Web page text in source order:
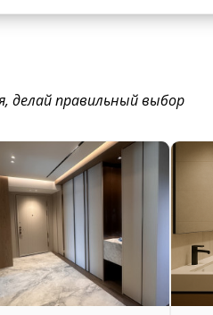
делай правильный выбор